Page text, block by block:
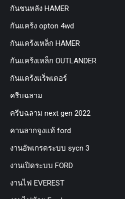
กันชนหลัง HAMER
กันแคร้ง opton 4wd
กันแคร้งเหล็ก HAMER
กันแคร้งเหล็ก OUTLANDER
กันแคร้งแร็พเตอร์
ครีบฉลาม
ครีบฉลาม next gen 2022
คานลากจูงแท้ ford
งานอัพเกรดระบบ sycn 3
งานเปิดระบบ FORD
งานไฟ EVEREST